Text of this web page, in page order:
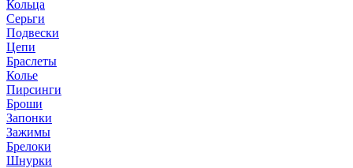
Кольца
Серьги
Подвески
Цепи
Браслеты
Колье
Пирсинги
Броши
Запонки
Зажимы
Брелоки
Шнурки